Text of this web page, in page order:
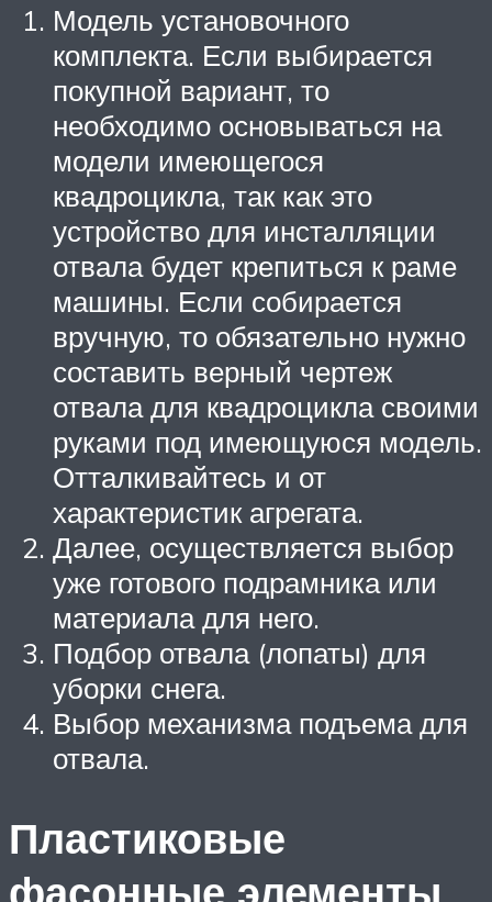
Модель установочного
комплекта. Если выбирается
покупной вариант, то
необходимо основываться на
модели имеющегося
квадроцикла, так как это
устройство для инсталляции
отвала будет крепиться к раме
машины. Если собирается
вручную, то обязательно нужно
составить верный чертеж
отвала для квадроцикла своими
руками под имеющуюся модель.
Отталкивайтесь и от
характеристик агрегата.
Далее, осуществляется выбор
уже готового подрамника или
материала для него.
Подбор отвала (лопаты) для
уборки снега.
Выбор механизма подъема для
отвала.
Пластиковые
фасонные элементы